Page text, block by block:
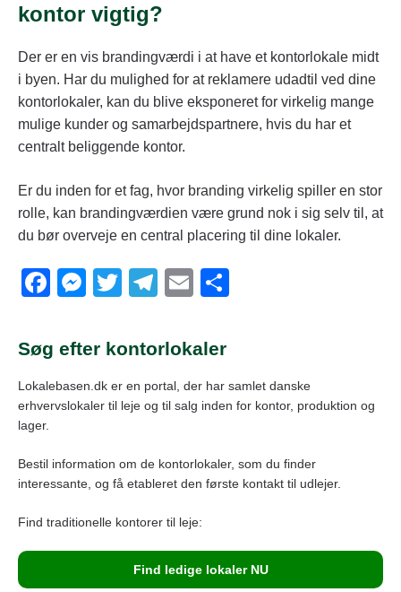
kontor vigtig?
Der er en vis brandingværdi i at have et kontorlokale midt
i byen. Har du mulighed for at reklamere udadtil ved dine
kontorlokaler, kan du blive eksponeret for virkelig mange
mulige kunder og samarbejdspartnere, hvis du har et
centralt beliggende kontor.
Er du inden for et fag, hvor branding virkelig spiller en stor
rolle, kan brandingværdien være grund nok i sig selv til, at
du bør overveje en central placering til dine lokaler.
F
c
e
b
o
k
M
ss
n
er
T
tt
T
e
a
E
ail
Søg efter kontorlokaler
Lokalebasen.dk er en portal, der har samlet danske
erhvervslokaler til leje og til salg inden for kontor, produktion og
lager.
Bestil information om de kontorlokaler, som du finder
interessante, og få etableret den første kontakt til udlejer.
Find traditionelle kontorer til leje:
Find ledige lokaler NU